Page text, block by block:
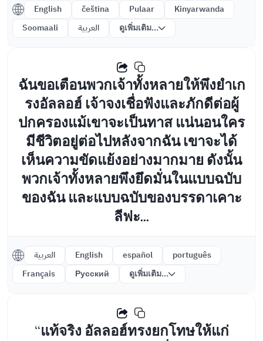
English čeština Pulaar
Kinyarwanda
Soomaali
العربية ดูเพิ่มเติม...
ฉันขอเตือนพวกเจ้าทั้งหลายให้พึงยำเก
รงอัลลอฮ์ เจ้าจงเชื่อฟังและภักดีต่อผู้
ปกครองแม้เขาจะเป็นทาส แน่นอนใคร
มีชีวิตอยู่ต่อไปหลังจากฉัน เขาจะได้
เห็นความขัดแย้งอย่างมากมาย ดังนั้น
พวกเจ้าทั้งหลายพึงยึดมั่นในแบบฉบับ
ของฉัน และแบบฉบับของบรรดาเคาะ
ลีฟะ...
العربية English español
português
Français
Русский ดูเพิ่มเติม...
“แท้จริง อัลลอฮ์ทรงยกโทษให้แก่